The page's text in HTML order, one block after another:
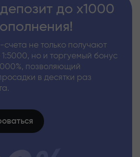
до х1000
не только получают
но и торгуемый бонус
позволяющий
в десятки раз